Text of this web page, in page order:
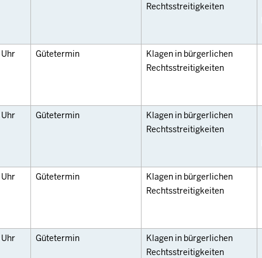
Rechtsstreitigkeiten
Uhr Gütetermin
Klagen in bürgerlichen
Rechtsstreitigkeiten
Uhr Gütetermin
Klagen in bürgerlichen
Rechtsstreitigkeiten
Uhr Gütetermin
Klagen in bürgerlichen
Rechtsstreitigkeiten
Uhr Gütetermin
Klagen in bürgerlichen
Rechtsstreitigkeiten